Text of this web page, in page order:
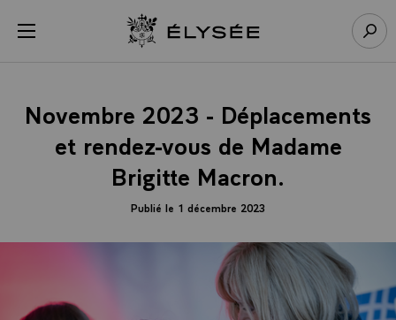
menu Retour à l’accueil Élysée
Novembre 2023 - Déplacements
et rendez-vous de Madame
Brigitte Macron.
Publié le 1 décembre 2023
Panneau de gestion des cookies